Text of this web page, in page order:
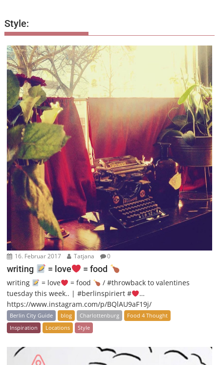
Style:
16. Februar 2017 Tatjana 0
writing = love = food
writing = love = food
/ #throwback to valentines
tuesday this week.. | #berlinspiriert #
…
https://www.instagram.com/p/BQlAU9aF19j/
Berlin City Guide blog Charlottenburg
Food 4 Thought
Inspiration
Locations Style